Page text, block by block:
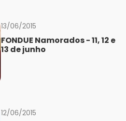
13/06/2015
FONDUE Namorados - 11, 12 e
13 de junho
12/06/2015